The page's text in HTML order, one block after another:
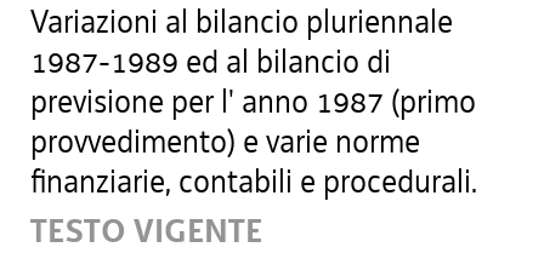
Variazioni al bilancio pluriennale
1987-1989 ed al bilancio di
previsione per l' anno 1987 (primo
provvedimento) e varie norme
finanziarie, contabili e procedurali.
TESTO VIGENTE